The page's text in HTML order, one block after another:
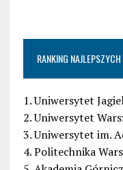
RANKING
1. Uniwersytet
2. Uniwersytet
3. Uniwersytet im.
4. Politechnika